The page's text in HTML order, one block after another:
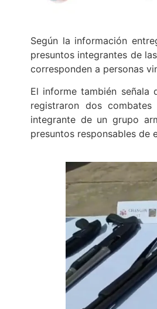
Según la información
presuntos integrantes de
corresponden a personas
El informe también señala
registraron dos
integrante de un grupo
presuntos responsables de